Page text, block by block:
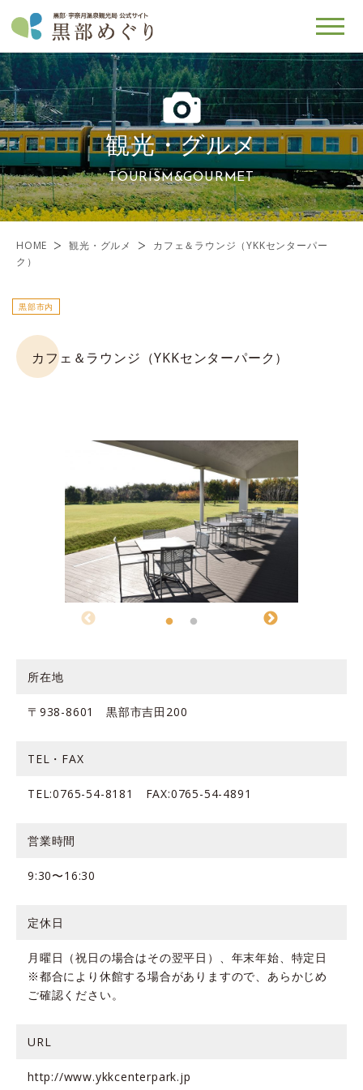
観光・グルメ
TOURISM&GOURMET
HOME 観光・グルメ
カフェ＆ラウンジ（YKKセンターパー
ク）
カフェ＆ラウンジ（YKKセンターパーク）
黒部市内
所在地
〒938-8601 黒部市吉田200
TEL・FAX
TEL:0765-54-8181 FAX:0765-54-4891
営業時間
9:30〜16:30
定休日
月曜日（祝日の場合はその翌平日）、年末年始、特定日
※都合により休館する場合がありますので、あらかじめ
ご確認ください。
URL
http://www.ykkcenterpark.jp